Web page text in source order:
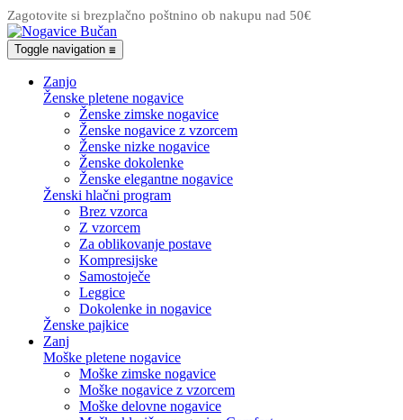
Zagotovite si brezplačno poštnino ob nakupu nad 50€
Toggle navigation ☰
Zanjo
Ženske pletene nogavice
Ženske zimske nogavice
Ženske nogavice z vzorcem
Ženske nizke nogavice
Ženske dokolenke
Ženske elegantne nogavice
Ženski hlačni program
Brez vzorca
Z vzorcem
Za oblikovanje postave
Kompresijske
Samostoječe
Leggice
Dokolenke in nogavice
Ženske pajkice
Zanj
Moške pletene nogavice
Moške zimske nogavice
Moške nogavice z vzorcem
Moške delovne nogavice